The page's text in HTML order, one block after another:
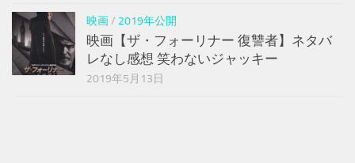
映画/ 2019年公開
映画【ザ・フォーリナー 復讐者】ネタバ
レなし感想 笑わないジャッキー
2019年5月13日